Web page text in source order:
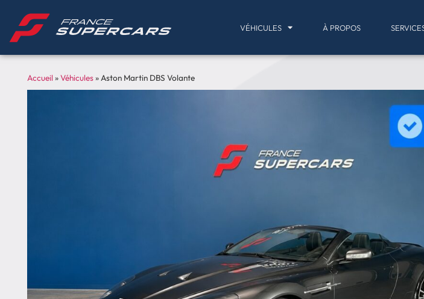
VÉHICULES À PROPOS
Accueil»Véhicules»Aston Martin DBS Volante